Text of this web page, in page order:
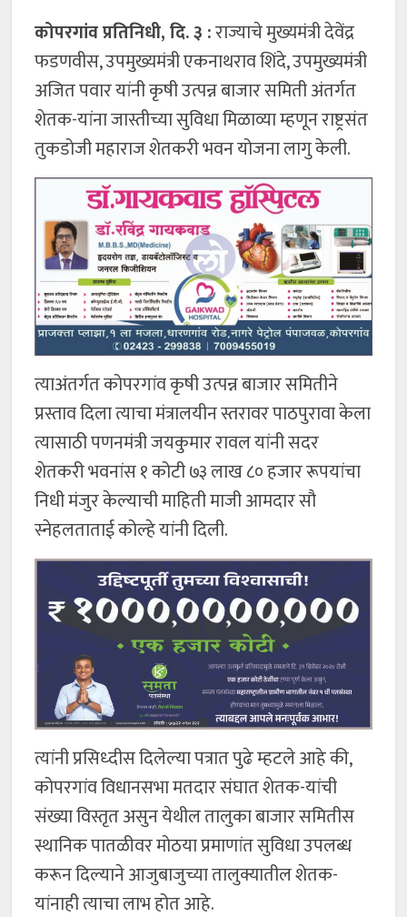
कोपरगांव प्रतिनिधी, दि. ३ :राज्याचे मुख्यमंत्री देवेंद्र
फडणवीस, उपमुख्यमंत्री एकनाथराव शिंदे, उपमुख्यमंत्री
अजित पवार यांनी कृषी उत्पन्न बाजार समिती अंतर्गत
शेतक-यांना जास्तीच्या सुविधा मिळाव्या म्हणून राष्ट्रसंत
तुकडोजी महाराज शेतकरी भवन योजना लागु केली.
त्याअंतर्गत कोपरगांव कृषी उत्पन्न बाजार समितीने
प्रस्ताव दिला त्याचा मंत्रालयीन स्तरावर पाठपुरावा केला
त्यासाठी पणनमंत्री जयकुमार रावल यांनी सदर
शेतकरी भवनांस १ कोटी ७३ लाख ८० हजार रूपयांचा
निधी मंजुर केल्याची माहिती माजी आमदार सौ
स्नेहलताताई कोल्हे यांनी दिली.
त्यांनी प्रसिध्दीस दिलेल्या पत्रात पुढे म्हटले आहे की,
कोपरगांव विधानसभा मतदार संघात शेतक-यांची
संख्या विस्तृत असुन येथील तालुका बाजार समितीस
स्थानिक पातळीवर मोठया प्रमाणांत सुविधा उपलब्ध
करून दिल्याने आजुबाजुच्या तालुक्यातील शेतक-
यांनाही त्याचा लाभ होत आहे.